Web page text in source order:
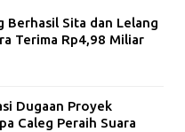
Berhasil Sita dan Lelang
Terima Rp4,98 Miliar
Dugaan Proyek
Caleg Peraih Suara